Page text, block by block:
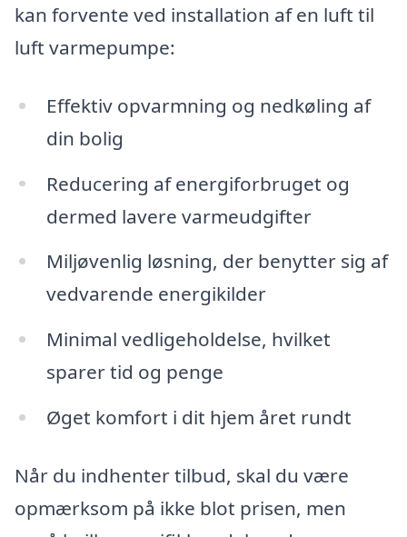
kan forvente ved installation af en luft til
luft varmepumpe:
Effektiv opvarmning og nedkøling af
din bolig
Reducering af energiforbruget og
dermed lavere varmeudgifter
Miljøvenlig løsning, der benytter sig af
vedvarende energikilder
Minimal vedligeholdelse, hvilket
sparer tid og penge
Øget komfort i dit hjem året rundt
Når du indhenter tilbud, skal du være
opmærksom på ikke blot prisen, men